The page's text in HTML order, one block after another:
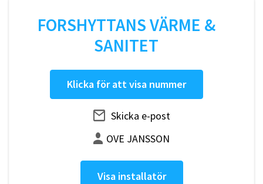
FORSHYTTANS VÄRME &
SANITET
Klicka för att visa nummer
Skicka e-post
OVE JANSSON
Visa installatör